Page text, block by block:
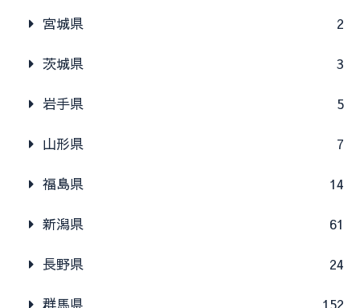
宮城県 2
茨城県 3
岩手県 5
山形県 7
福島県 14
新潟県 61
長野県 24